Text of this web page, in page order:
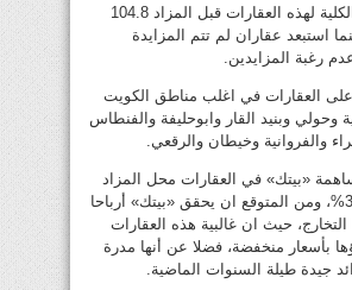
وكانت القيمة الكلية لهذه العقارات قبل المزاد 104.8
استبعد عقاران لم تتم المزايدة
رغبة المزايدين.
على العقارات في اغلب مناطق الكويت
وحولي وبنيد القار وابوحليفة والفنطاس
والفروانية وخيطان والرقعي.
«بيتك» في العقارات محل المزاد
ما يقرب من 31%، ومن المتوقع ان يحقق «بيتك» أرباحا
التخارج، حيث ان غالبية هذه العقارات
بأسعار منخفضة، فضلا عن أنها مدرة
جيدة طيلة السنوات الماضية.